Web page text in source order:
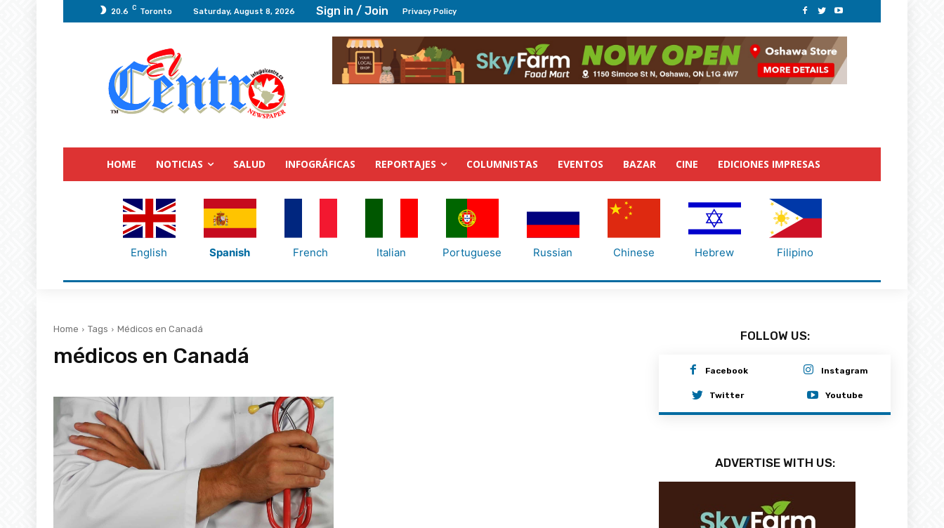
20.6 C Toronto Saturday, August 8, 2026 Sign in / Join Privacy Policy
HOME NOTICIAS SALUD INFOGRÁFICAS REPORTAJES COLUMNISTAS EVENTOS BAZAR CINE EDICIONES IMPRESAS
English Spanish French Italian Portuguese Russian Chinese Hebrew Filipino
Home Tags Médicos en Canadá
médicos en Canadá
FOLLOW US:
Facebook Instagram
Twitter Youtube
ADVERTISE WITH US: